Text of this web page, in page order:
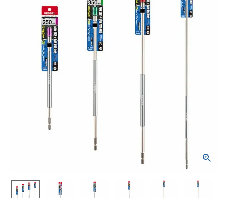
ログイン person 会員登録
最近閲覧した商品